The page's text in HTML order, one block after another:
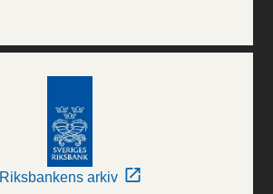
Riksbankens arkiv